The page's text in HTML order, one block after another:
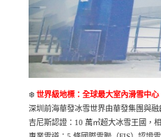
❄️ 世界級地標：全球最大室內滑雪中心
深圳前海華發冰雪世界由華發集團與
吉尼斯認證：10 萬㎡超大冰雪王國，